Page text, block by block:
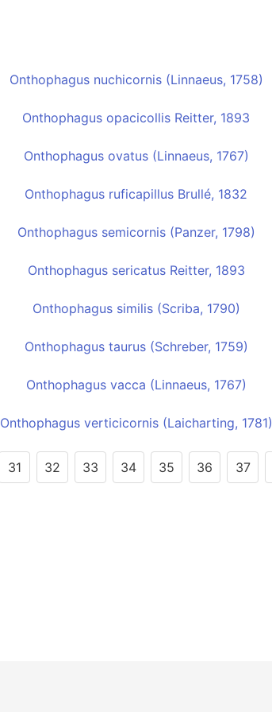
Onthophagus nuchicornis (Linnaeus, 1758)
Onthophagus opacicollis Reitter, 1893
Onthophagus ovatus (Linnaeus, 1767)
Onthophagus ruficapillus Brullé, 1832
Onthophagus semicornis (Panzer, 1798)
Onthophagus sericatus Reitter, 1893
Onthophagus similis (Scriba, 1790)
Onthophagus taurus (Schreber, 1759)
Onthophagus vacca (Linnaeus, 1767)
Onthophagus verticicornis (Laicharting, 1781)
31 32 33 34 35 36 37